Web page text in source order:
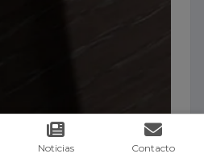
Noticias Contacto